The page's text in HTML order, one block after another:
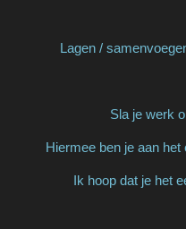
Lagen /
Sla je werk
Hiermee ben je aan
Ik hoop dat je het